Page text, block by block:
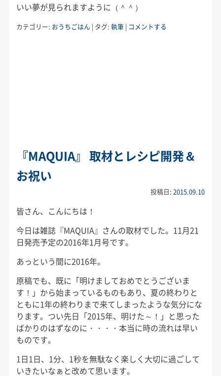
いい夢が見られますように（＾＾）
カテゴリー: おうちごはん | タグ: 執筆 | コメントする
『MAQUIA』 取材とレシピ開発＆
お祝い
投稿日:2015.09.10
皆さん、こんにちは！
今日は雑誌『MAQUIA』さんの取材でした。11月21
日発売予定の2016年1月号です。
あっという間に2016年。
原稿でも、既に「明けましておめでとうございま
す！」から始まっているものもあり、夏の終わりと
ともに1年の終わりまで来てしまったような気分にな
ります。つい先日「2015年、明けた～！」と思った
ばかりのはずなのに・・・・本当に時の流れは早い
ものです。
1日1日、1分、1秒を無駄なく楽しく大切に過ごして
いきたいなぁと改めて思います。